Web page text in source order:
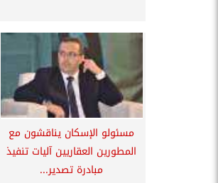
مسئولو الإسكان يناقشون مع
المطورين العقاريين آليات تنفيذ
مبادرة تصدير...